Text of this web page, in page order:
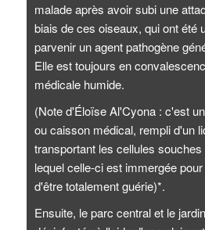
malade après avoir subi une
biais de ces oiseaux, qui ont été
parvenir un agent pathogène
Elle est toujours en
médicale humide.
(Note d'Éloïse Al'Cyona : c'est
ou caisson médical, rempli d'un
transportant les cellules
lequel celle-ci est immergée
d'être totalement guérie)*.
Ensuite, le parc central et le